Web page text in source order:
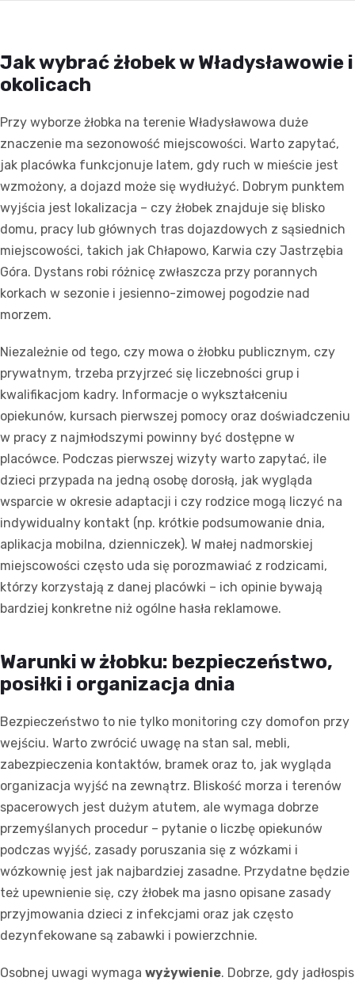
Jak wybrać żłobek w Władysławowie i
okolicach
Przy wyborze żłobka na terenie Władysławowa duże
znaczenie ma sezonowość miejscowości. Warto zapytać,
jak placówka funkcjonuje latem, gdy ruch w mieście jest
wzmożony, a dojazd może się wydłużyć. Dobrym punktem
wyjścia jest lokalizacja – czy żłobek znajduje się blisko
domu, pracy lub głównych tras dojazdowych z sąsiednich
miejscowości, takich jak Chłapowo, Karwia czy Jastrzębia
Góra. Dystans robi różnicę zwłaszcza przy porannych
korkach w sezonie i jesienno-zimowej pogodzie nad
morzem.
Niezależnie od tego, czy mowa o żłobku publicznym, czy
prywatnym, trzeba przyjrzeć się liczebności grup i
kwalifikacjom kadry. Informacje o wykształceniu
opiekunów, kursach pierwszej pomocy oraz doświadczeniu
w pracy z najmłodszymi powinny być dostępne w
placówce. Podczas pierwszej wizyty warto zapytać, ile
dzieci przypada na jedną osobę dorosłą, jak wygląda
wsparcie w okresie adaptacji i czy rodzice mogą liczyć na
indywidualny kontakt (np. krótkie podsumowanie dnia,
aplikacja mobilna, dzienniczek). W małej nadmorskiej
miejscowości często uda się porozmawiać z rodzicami,
którzy korzystają z danej placówki – ich opinie bywają
bardziej konkretne niż ogólne hasła reklamowe.
Warunki w żłobku: bezpieczeństwo,
posiłki i organizacja dnia
Bezpieczeństwo to nie tylko monitoring czy domofon przy
wejściu. Warto zwrócić uwagę na stan sal, mebli,
zabezpieczenia kontaktów, bramek oraz to, jak wygląda
organizacja wyjść na zewnątrz. Bliskość morza i terenów
spacerowych jest dużym atutem, ale wymaga dobrze
przemyślanych procedur – pytanie o liczbę opiekunów
podczas wyjść, zasady poruszania się z wózkami i
wózkownię jest jak najbardziej zasadne. Przydatne będzie
też upewnienie się, czy żłobek ma jasno opisane zasady
przyjmowania dzieci z infekcjami oraz jak często
dezynfekowane są zabawki i powierzchnie.
Osobnej uwagi wymaga wyżywienie. Dobrze, gdy jadłospis